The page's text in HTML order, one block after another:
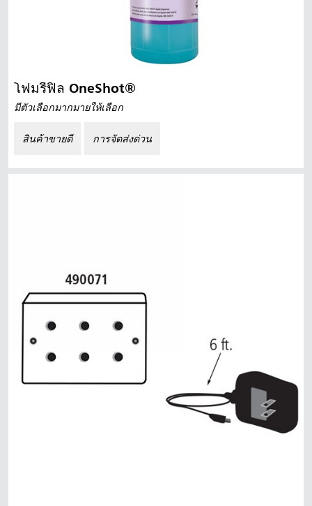
โฟมรีฟิล OneShot®
มีตัวเลือกมากมายให้เลือก
สินค้าขายดี การจัดส่งด่วน